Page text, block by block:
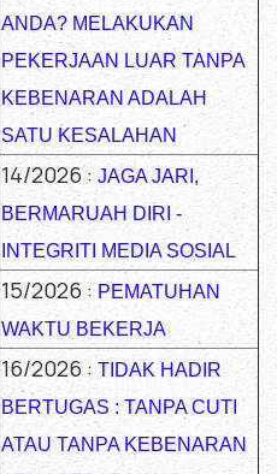
ANDA? MELAKUKAN
PEKERJAAN LUAR TANPA
KEBENARAN ADALAH
SATU KESALAHAN
14/2026 :JAGA JARI,
BERMARUAH DIRI -
INTEGRITI MEDIA SOSIAL
15/2026 : PEMATUHAN
WAKTU BEKERJA
16/2026 : TIDAK HADIR
BERTUGAS : TANPA CUTI
ATAU TANPA KEBENARAN